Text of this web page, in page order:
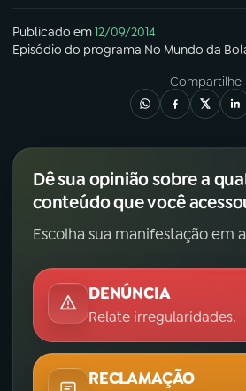
Publicado em12/09/2014
Episódio do programa No Mundo da
Compartilhe
Dê sua opinião sobre a
conteúdo que você
Escolha sua manifestação em
DENÚNCIA
Relate irregularidades.
RECLAMAÇÃO